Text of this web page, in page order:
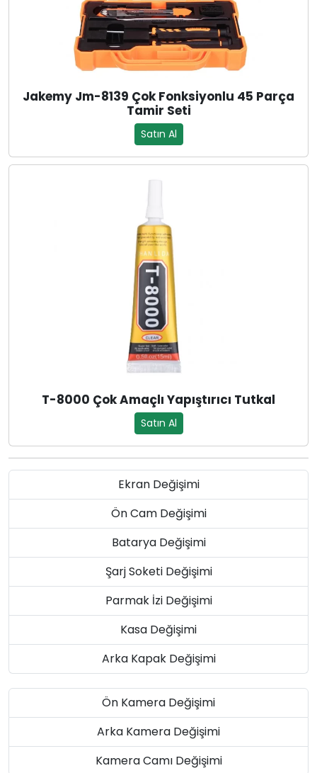
Jakemy Jm-8139 Çok Fonksiyonlu 45 Parça
Tamir Seti
Satın Al
T-8000 Çok Amaçlı Yapıştırıcı Tutkal
Satın Al
Ekran Değişimi
Ön Cam Değişimi
Batarya Değişimi
Şarj Soketi Değişimi
Parmak İzi Değişimi
Kasa Değişimi
Arka Kapak Değişimi
Ön Kamera Değişimi
Arka Kamera Değişimi
Kamera Camı Değişimi